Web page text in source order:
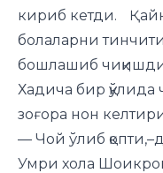
кириб кетди.
болаларни
бошлашиб
Хадича бир қўлида
зоғора нон
— Чой ўлиб
Умри хола